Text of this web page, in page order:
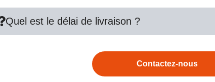
Quel est le délai de livraison ?
Contactez-nous